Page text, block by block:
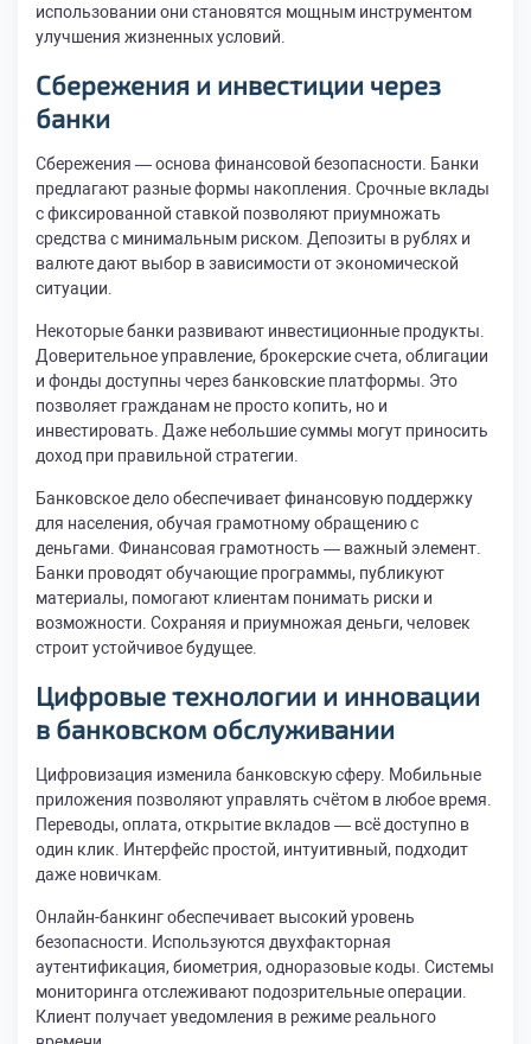
использовании они становятся мощным инструментом
улучшения жизненных условий.
Сбережения и инвестиции через
банки
Сбережения — основа финансовой безопасности. Банки
предлагают разные формы накопления. Срочные вклады
с фиксированной ставкой позволяют приумножать
средства с минимальным риском. Депозиты в рублях и
валюте дают выбор в зависимости от экономической
ситуации.
Некоторые банки развивают инвестиционные продукты.
Доверительное управление, брокерские счета, облигации
и фонды доступны через банковские платформы. Это
позволяет гражданам не просто копить, но и
инвестировать. Даже небольшие суммы могут приносить
доход при правильной стратегии.
Банковское дело обеспечивает финансовую поддержку
для населения, обучая грамотному обращению с
деньгами. Финансовая грамотность — важный элемент.
Банки проводят обучающие программы, публикуют
материалы, помогают клиентам понимать риски и
возможности. Сохраняя и приумножая деньги, человек
строит устойчивое будущее.
Цифровые технологии и инновации
в банковском обслуживании
Цифровизация изменила банковскую сферу. Мобильные
приложения позволяют управлять счётом в любое время.
Переводы, оплата, открытие вкладов — всё доступно в
один клик. Интерфейс простой, интуитивный, подходит
даже новичкам.
Онлайн-банкинг обеспечивает высокий уровень
безопасности. Используются двухфакторная
аутентификация, биометрия, одноразовые коды. Системы
мониторинга отслеживают подозрительные операции.
Клиент получает уведомления в режиме реального